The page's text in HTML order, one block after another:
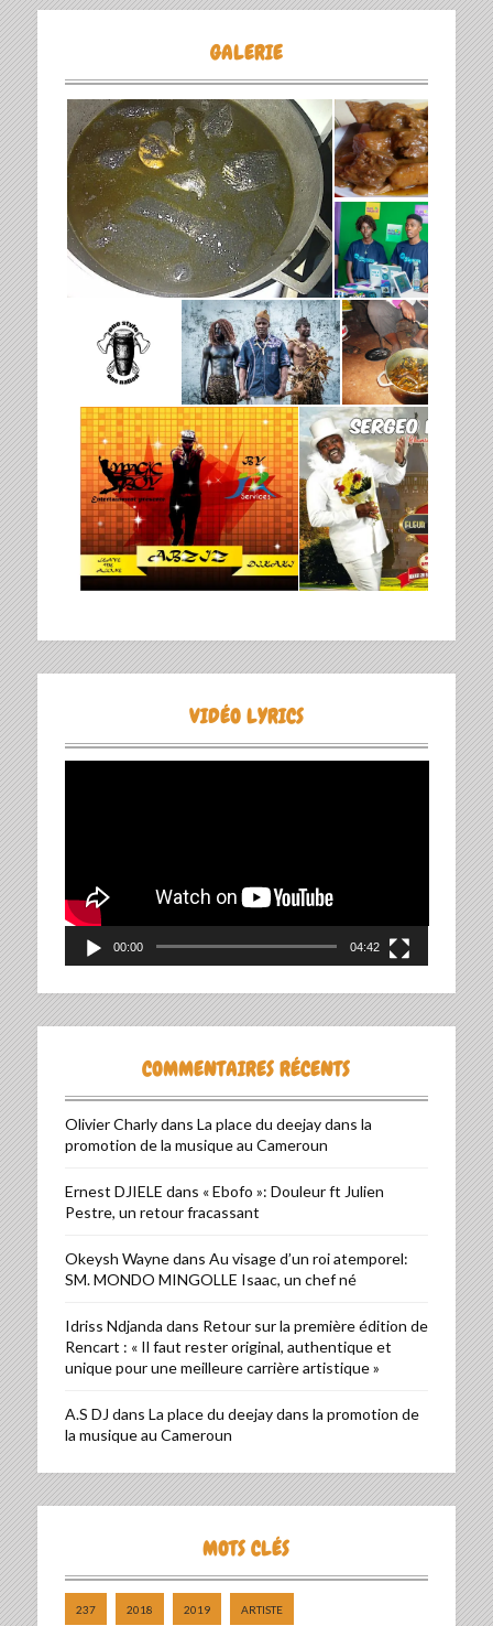
GALERIE
VIDÉO LYRICS
00:00 04:42
COMMENTAIRES RÉCENTS
Olivier Charlydans La place du deejay dans la
promotion de la musique au Cameroun
Ernest DJIELE dans « Ebofo »: Douleur ft Julien
Pestre, un retour fracassant
Okeysh Waynedans Au visage d’un roi atemporel:
SM. MONDO MINGOLLE Isaac, un chef né
Idriss Ndjanda dans Retour sur la première édition de
Rencart : « Il faut rester original, authentique et
unique pour une meilleure carrière artistique »
A.S DJ dans La place du deejay dans la promotion de
la musique au Cameroun
MOTS CLÉS
237 2018 2019 ARTISTE